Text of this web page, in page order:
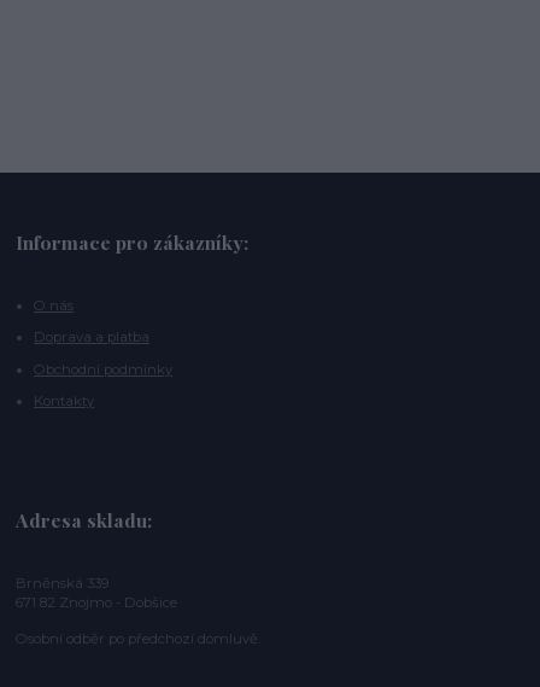
Informace pro zákazníky:
O nás
Doprava a platba
Obchodní podmínky
Kontakty
Adresa skladu:
Brněnská 339
671 82 Znojmo - Dobšice
Osobní odběr po předchozí domluvě.